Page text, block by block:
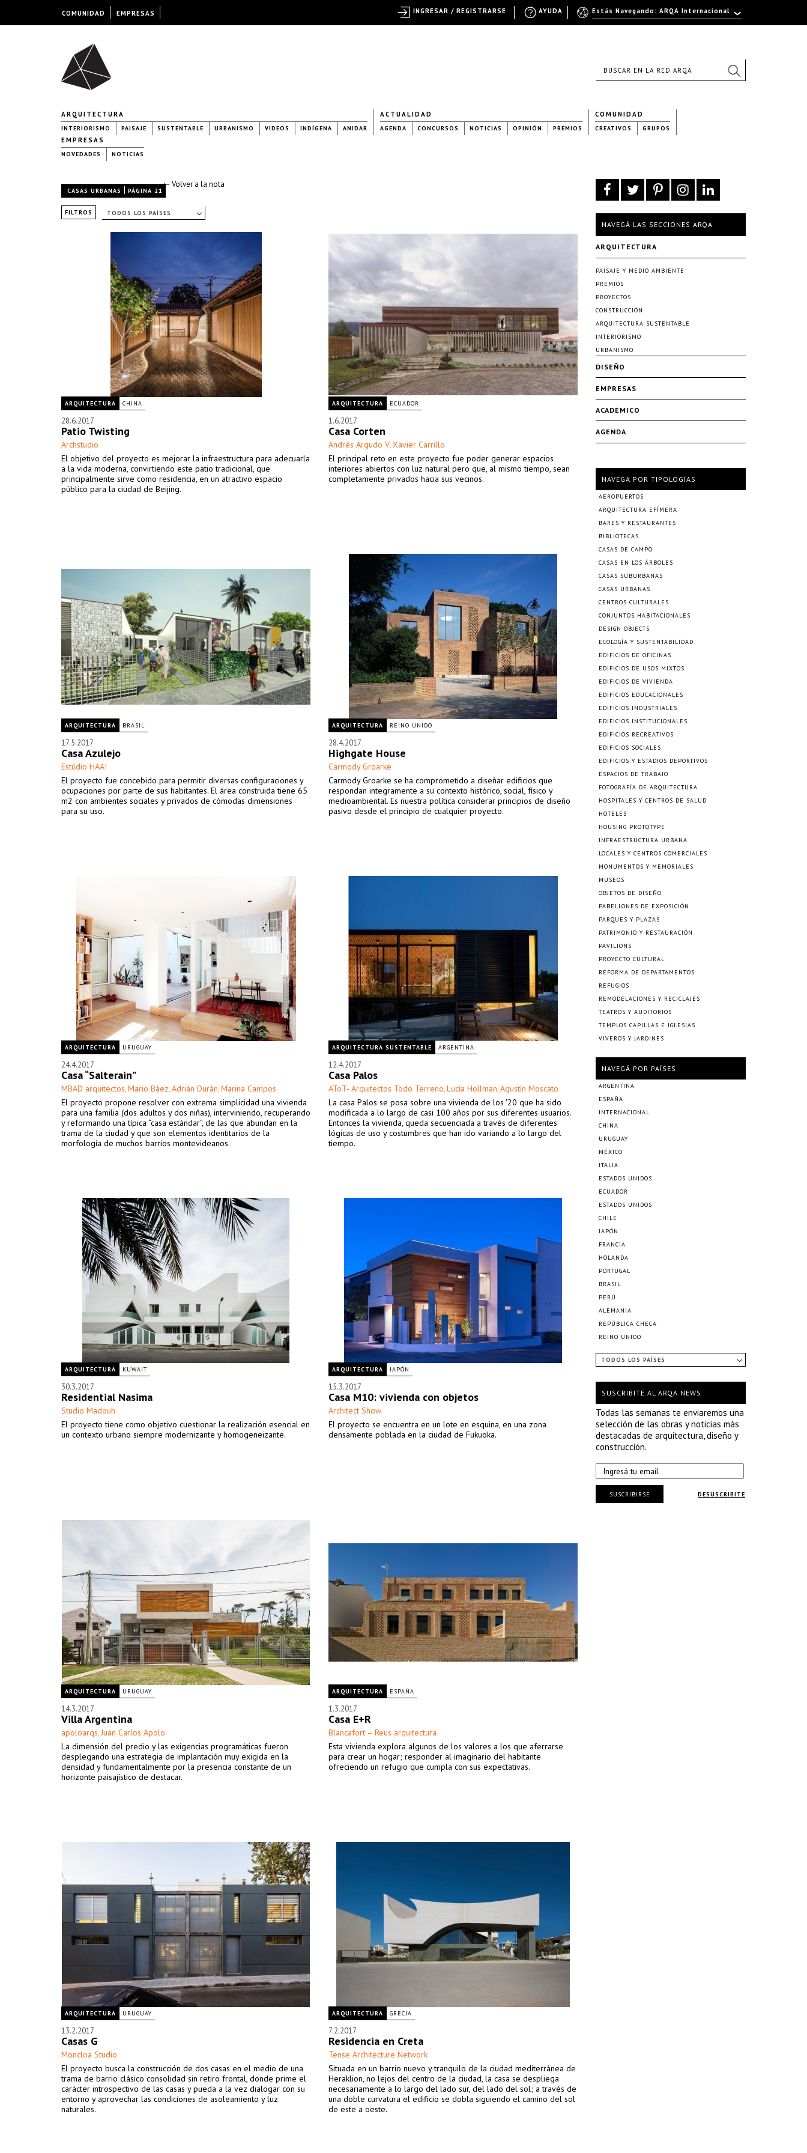
ARQUITECTURA
INTERIORISMO PAISAJE SUSTENTABLE URBANISMO VIDEOS INDÍGENA ANIDAR
ACTUALIDAD
AGENDA CONCURSOS NOTICIAS OPINIÓN PREMIOS
COMUNIDAD
CREATIVOS GRUPOS
EMPRESAS
NOVEDADES NOTICIAS
← Volver a la nota
CASAS URBANAS | PÁGINA 21
FILTROS TODOS LOS PAÍSES
ARQUITECTURA CHINA
28.6.2017
Patio Twisting
Archstudio
El objetivo del proyecto es mejorar la infraestructura para adecuarla
a la vida moderna, convirtiendo este patio tradicional, que
principalmente sirve como residencia, en un atractivo espacio
público para la ciudad de Beijing.
ARQUITECTURA ECUADOR
1.6.2017
Casa Corten
Andrés Argudo V, Xavier Carrillo
El principal reto en este proyecto fue poder generar espacios
interiores abiertos con luz natural pero que, al mismo tiempo, sean
completamente privados hacia sus vecinos.
ARQUITECTURA BRASIL
17.5.2017
Casa Azulejo
Estúdio HAA!
El proyecto fue concebido para permitir diversas configuraciones y
ocupaciones por parte de sus habitantes. El área construida tiene 65
m2 con ambientes sociales y privados de cómodas dimensiones
para su uso.
ARQUITECTURA REINO UNIDO
28.4.2017
Highgate House
Carmody Groarke
Carmody Groarke se ha comprometido a diseñar edificios que
respondan integramente a su contexto histórico, social, físico y
medioambiental. Es nuestra política considerar principios de diseño
pasivo desde el principio de cualquier proyecto.
ARQUITECTURA URUGUAY
24.4.2017
Casa “Salterain”
MBAD arquitectos, Mario Báez, Adrián Durán, Marina Campos
El proyecto propone resolver con extrema simplicidad una vivienda
para una familia (dos adultos y dos niñas), interviniendo, recuperando
y reformando una típica “casa estándar”, de las que abundan en la
trama de la ciudad y que son elementos identitarios de la
morfología de muchos barrios montevideanos.
ARQUITECTURA SUSTENTABLE ARGENTINA
12.4.2017
Casa Palos
AToT- Arquitectos Todo Terreno, Lucía Hollman, Agustín Moscato
La casa Palos se posa sobre una vivienda de los '20 que ha sido
modificada a lo largo de casi 100 años por sus diferentes usuarios.
Entonces la vivienda, queda secuenciada a través de diferentes
lógicas de uso y costumbres que han ido variando a lo largo del
tiempo.
ARQUITECTURA KUWAIT
30.3.2017
Residential Nasima
Studio Madouh
El proyecto tiene como objetivo cuestionar la realización esencial en
un contexto urbano siempre modernizante y homogeneizante.
ARQUITECTURA JAPÓN
15.3.2017
Casa M10: vivienda con objetos
Architect Show
El proyecto se encuentra en un lote en esquina, en una zona
densamente poblada en la ciudad de Fukuoka.
ARQUITECTURA URUGUAY
14.3.2017
Villa Argentina
apoloarqs, Juan Carlos Apolo
La dimensión del predio y las exigencias programáticas fueron
desplegando una estrategia de implantación muy exigida en la
densidad y fundamentalmente por la presencia constante de un
horizonte paisajístico de destacar.
ARQUITECTURA ESPAÑA
1.3.2017
Casa E+R
Blancafort – Reus arquitectura
Esta vivienda explora algunos de los valores a los que aferrarse
para crear un hogar; responder al imaginario del habitante
ofreciendo un refugio que cumpla con sus expectativas.
ARQUITECTURA URUGUAY
13.2.2017
Casas G
Moncloa Studio
El proyecto busca la construcción de dos casas en el medio de una
trama de barrio clásico consolidad sin retiro frontal, donde prime el
carácter introspectivo de las casas y pueda a la vez dialogar con su
entorno y aprovechar las condiciones de asoleamiento y luz
naturales.
ARQUITECTURA GRECIA
7.2.2017
Residencia en Creta
Tense Architecture Network
Situada en un barrio nuevo y tranquilo de la ciudad mediterránea de
Heraklion, no lejos del centro de la ciudad, la casa se despliega
necesariamente a lo largo del lado sur, del lado del sol; a través de
una doble curvatura el edificio se dobla siguiendo el camino del sol
de este a oeste.
NAVEGÁ LAS SECCIONES ARQA
ARQUITECTURA
PAISAJE Y MEDIO AMBIENTE
PREMIOS
PROYECTOS
CONSTRUCCIÓN
ARQUITECTURA SUSTENTABLE
INTERIORISMO
URBANISMO
DISEÑO
EMPRESAS
ACADÉMICO
AGENDA
NAVEGÁ POR TIPOLOGÍAS
AEROPUERTOS
ARQUITECTURA EFÍMERA
BARES Y RESTAURANTES
BIBLIOTECAS
CASAS DE CAMPO
CASAS EN LOS ÁRBOLES
CASAS SUBURBANAS
CASAS URBANAS
CENTROS CULTURALES
CONJUNTOS HABITACIONALES
DESIGN OBJECTS
ECOLOGÍA Y SUSTENTABILIDAD
EDIFICIOS DE OFICINAS
EDIFICIOS DE USOS MIXTOS
EDIFICIOS DE VIVIENDA
EDIFICIOS EDUCACIONALES
EDIFICIOS INDUSTRIALES
EDIFICIOS INSTITUCIONALES
EDIFICIOS RECREATIVOS
EDIFICIOS SOCIALES
EDIFICIOS Y ESTADIOS DEPORTIVOS
ESPACIOS DE TRABAJO
FOTOGRAFÍA DE ARQUITECTURA
HOSPITALES Y CENTROS DE SALUD
HOTELES
HOUSING PROTOTYPE
INFRAESTRUCTURA URBANA
LOCALES Y CENTROS COMERCIALES
MONUMENTOS Y MEMORIALES
MUSEOS
OBJETOS DE DISEÑO
PABELLONES DE EXPOSICIÓN
PARQUES Y PLAZAS
PATRIMONIO Y RESTAURACIÓN
PAVILIONS
PROYECTO CULTURAL
REFORMA DE DEPARTAMENTOS
REFUGIOS
REMODELACIONES Y RECICLAJES
TEATROS Y AUDITORIOS
TEMPLOS CAPILLAS E IGLESIAS
VIVEROS Y JARDINES
NAVEGÁ POR PAÍSES
ARGENTINA
ESPAÑA
INTERNACIONAL
CHINA
URUGUAY
MÉXICO
ITALIA
ESTADOS UNIDOS
ECUADOR
ESTADOS UNIDOS
CHILE
JAPÓN
FRANCIA
HOLANDA
PORTUGAL
BRASIL
PERÚ
ALEMANIA
REPÚBLICA CHECA
REINO UNIDO
TODOS LOS PAÍSES
SUSCRIBITE AL ARQA NEWS
Todas las semanas te enviaremos una
selección de las obras y noticias más
destacadas de arquitectura, diseño y
construcción.
DESUSCRIBITE
SUSCRIBIRSE
COMUNIDAD EMPRESAS Estás Navegando: ARQA Internacional
AYUDA
INGRESAR / REGISTRARSE